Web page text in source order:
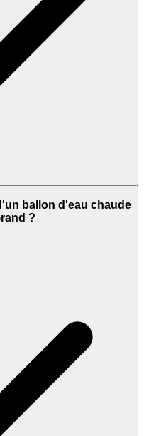
ballon d'eau chaude
?